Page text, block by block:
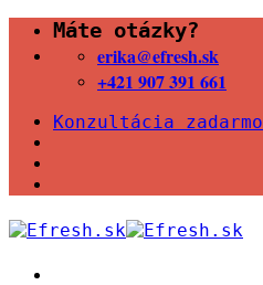
Skip Máte otázky?
erika@efresh.sk
+421 907 391 661
Konzultácia zadarmo